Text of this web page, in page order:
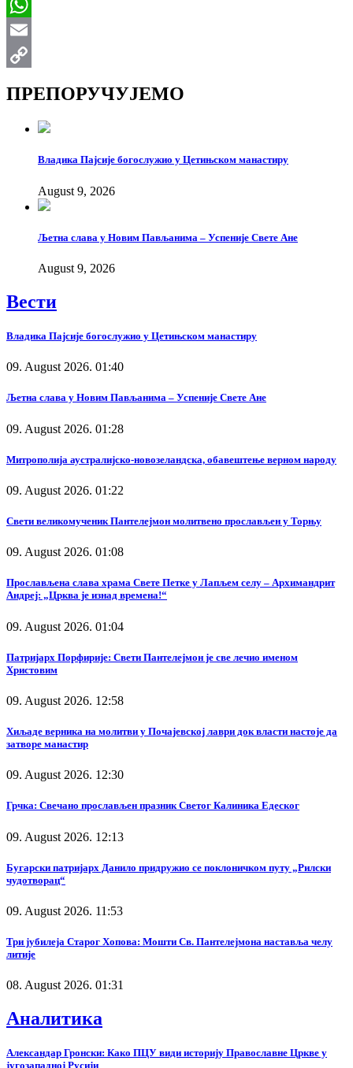
Viber
WhatsApp
Email
ПРЕПОРУЧУЈЕМО
Владика Пајсије богослужио у Цетињском манастиру
August 9, 2026
Љетна слава у Новим Пављанима – Успеније Свете Ане
August 9, 2026
Вести
Владика Пајсије богослужио у Цетињском манастиру
09. August 2026. 01:40
Љетна слава у Новим Пављанима – Успеније Свете Ане
09. August 2026. 01:28
Митрополија аустралијско-новозеландска, обавештење верном народу
09. August 2026. 01:22
Свети великомученик Пантелејмон молитвено прослављен у Торњу
09. August 2026. 01:08
Прослављена слава храма Свете Петке у Лапљем селу – Архимандрит
Андреј: „Црква је изнад времена!“
09. August 2026. 01:04
Патријарх Порфирије: Свети Пантелејмон је све лечио именом
Христовим
09. August 2026. 12:58
Хиљаде верника на молитви у Почајевској лаври док власти настоје да
затворе манастир
09. August 2026. 12:30
Грчка: Свечано прослављен празник Светог Калиника Едеског
09. August 2026. 12:13
Бугарски патријарх Данило придружио се поклоничком путу „Рилски
чудотворац“
09. August 2026. 11:53
Три јубилеја Старог Хопова: Мошти Св. Пантелејмона наставља челу
литије
08. August 2026. 01:31
Аналитика
Александар Гронски: Како ПЦУ види историју Православне Цркве у
југозападној Русији